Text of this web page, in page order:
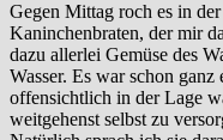
Gegen Mittag roch es in
Kaninchenbraten, der mir
dazu allerlei Gemüse des
Wasser. Es war schon ganz
offensichtlich in der Lage
weitgehenst selbst zu